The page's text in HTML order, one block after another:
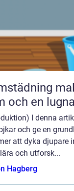
malmö så skapar du
och en
I denna
och ge en
att dyka djupare
och utforsk...
Hagberg